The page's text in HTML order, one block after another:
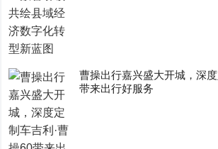
曹操出行嘉兴盛大开城，深
带来出行好服务